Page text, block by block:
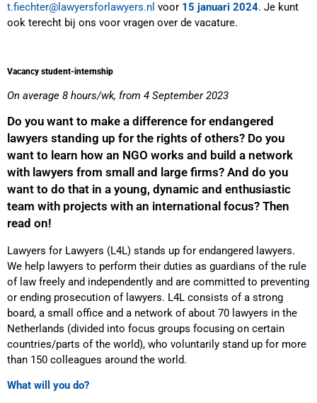
t.fiechter@lawyersforlawyers.nl voor 15 januari 2024. Je kunt
ook terecht bij ons voor vragen over de vacature.
Vacancy student-internship
On average 8 hours/wk, from 4 September 2023
Do you want to make a difference for endangered
lawyers standing up for the rights of others? Do you
want to learn how an NGO works and build a network
with lawyers from small and large firms? And do you
want to do that in a young, dynamic and enthusiastic
team with projects with an international focus? Then
read on!
Lawyers for Lawyers (L4L) stands up for endangered lawyers.
We help lawyers to perform their duties as guardians of the rule
of law freely and independently and are committed to preventing
or ending prosecution of lawyers. L4L consists of a strong
board, a small office and a network of about 70 lawyers in the
Netherlands (divided into focus groups focusing on certain
countries/parts of the world), who voluntarily stand up for more
than 150 colleagues around the world.
What will you do?